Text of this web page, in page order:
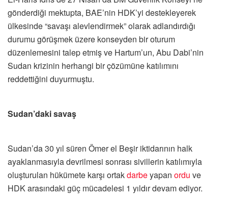
gönderdiği mektupta, BAE’nin HDK’yi destekleyerek
ülkesinde “savaşı alevlendirmek” olarak adlandırdığı
durumu görüşmek üzere konseyden bir oturum
düzenlemesini talep etmiş ve Hartum’un, Abu Dabi’nin
Sudan krizinin herhangi bir çözümüne katılımını
reddettiğini duyurmuştu.
Sudan’daki savaş
Sudan’da 30 yıl süren Ömer el Beşir iktidarının halk
ayaklanmasıyla devrilmesi sonrası sivillerin katılımıyla
oluşturulan hükümete karşı ortakdarbeyapan ordu ve
HDK arasındaki güç mücadelesi 1 yıldır devam ediyor.